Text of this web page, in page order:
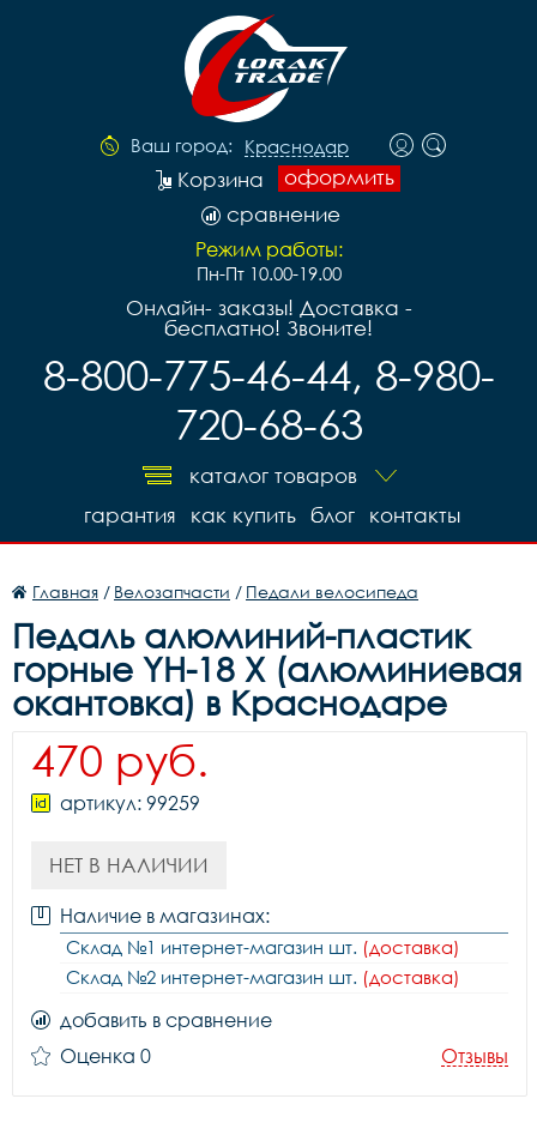
Ваш город: Краснодар
оформить
Корзина
сравнение
Режим работы:
Пн-Пт 10.00-19.00
Онлайн- заказы! Доставка -
бесплатно! Звоните!
8-800-775-46-44, 8-980-
720-68-63
каталог товаров
контакты
блог
как купить
гарантия
Главная / Велозапчасти / Педали велосипеда
Педаль алюминий-пластик
горные YH-18 X (алюминиевая
окантовка) в Краснодаре
470 руб.
артикул: 99259
НЕТ В НАЛИЧИИ
Наличие в магазинах:
Склад №1 интернет-магазин шт. (доставка)
Склад №2 интернет-магазин шт. (доставка)
добавить в сравнение
Оценка 0
Отзывы